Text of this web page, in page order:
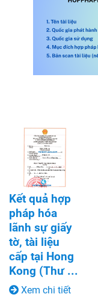
Kết quả hợp
pháp hóa
lãnh sự giấy
tờ, tài liệu
cấp tại Hong
Kong (Thư ...
Xem chi tiết